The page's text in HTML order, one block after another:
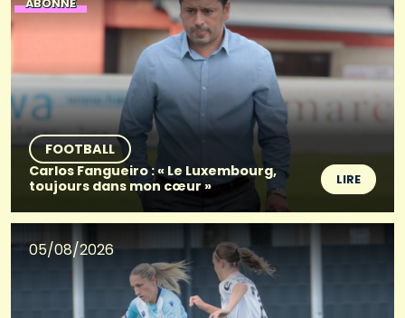
ABONNÉ
FOOTBALL
Carlos Fangueiro : « Le Luxembourg,
toujours dans mon cœur »
LIRE
05/08/2026